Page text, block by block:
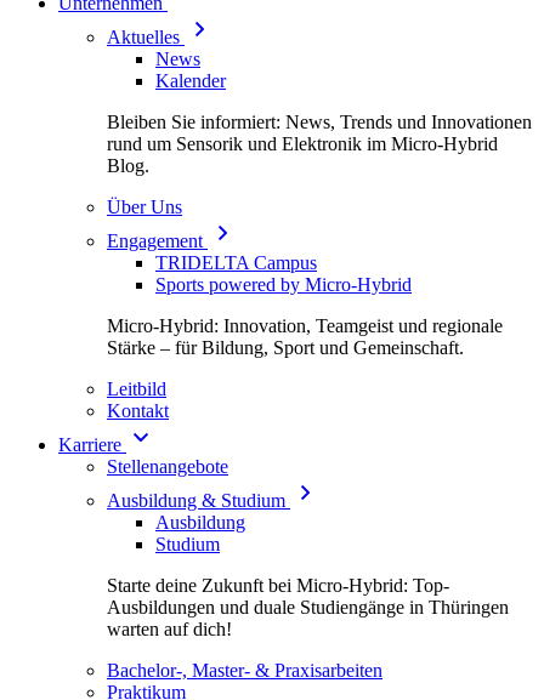
Aktuelles
News
Kalender
Bleiben Sie informiert: News, Trends und Innovationen
rund um Sensorik und Elektronik im Micro-Hybrid
Blog.
Über Uns
Engagement
TRIDELTA Campus
Sports powered by Micro-Hybrid
Micro-Hybrid: Innovation, Teamgeist und regionale
Stärke – für Bildung, Sport und Gemeinschaft.
Leitbild
Kontakt
Karriere
Stellenangebote
Ausbildung & Studium
Ausbildung
Studium
Starte deine Zukunft bei Micro-Hybrid: Top-
Ausbildungen und duale Studiengänge in Thüringen
warten auf dich!
Bachelor-, Master- & Praxisarbeiten
Praktikum